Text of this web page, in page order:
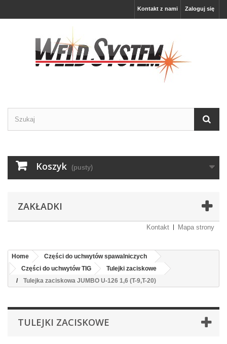
Zaloguj się
Kontakt z nami
Koszyk (pusty)
ZAKŁADKI
Kontakt Mapa strony
Home
Części do uchwytów spawalniczych
Części do uchwytów TIG
Tulejki zaciskowe
Tulejka zaciskowa JUMBO U-126 1,6 (T-9,T-20)
TULEJKI ZACISKOWE